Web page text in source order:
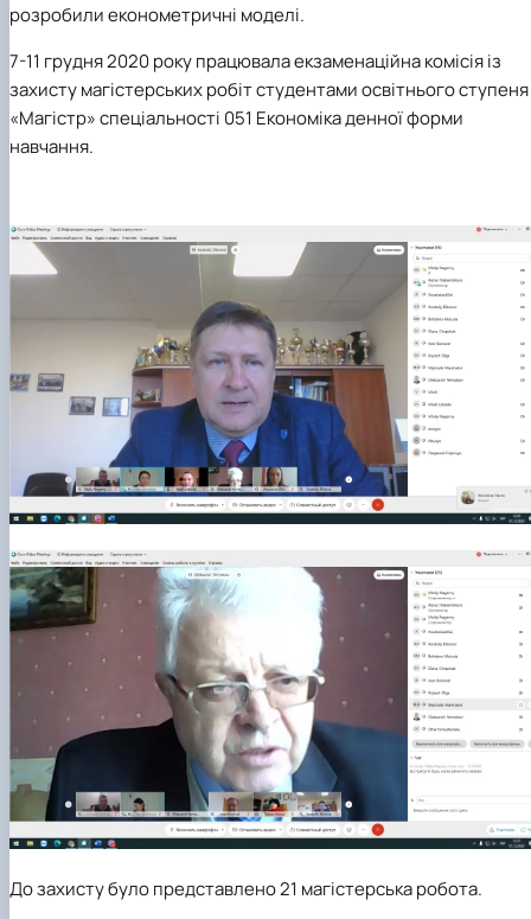
розробили економетричні моделі.
7-11 грудня 2020 рокупрацювала екзаменаційна комісія із
захисту магістерських робіт студентами освітнього ступеня
«Магістр» спеціальності 051 Економіка денної форми
навчання.
До захисту було представлено 21 магістерська робота.